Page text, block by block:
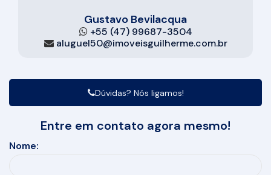
Gustavo Bevilacqua
+55 (47) 99687-3504
aluguel50@imoveisguilherme.com.br
Dúvidas? Nós ligamos!
Entre em contato agora mesmo!
Nome: